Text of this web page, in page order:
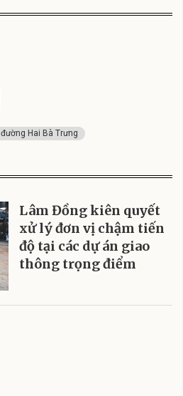
đường Hai Bà Trưng
Lâm Đồng kiên quyết
xử lý đơn vị chậm tiến
độ tại các dự án giao
thông trọng điểm